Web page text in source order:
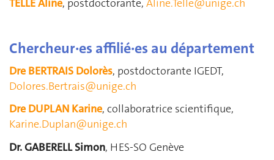
TELLE Aline, postdoctorante, Aline.Telle@unige.ch
Chercheur·es affilié·es au département
Dre BERTRAIS Dolorès, postdoctorante IGEDT,
Dolores.Bertrais@unige.ch
Dre DUPLAN Karine, collaboratrice scientifique,
Karine.Duplan@unige.ch
Dr. GABERELL Simon, HES-SO Genève